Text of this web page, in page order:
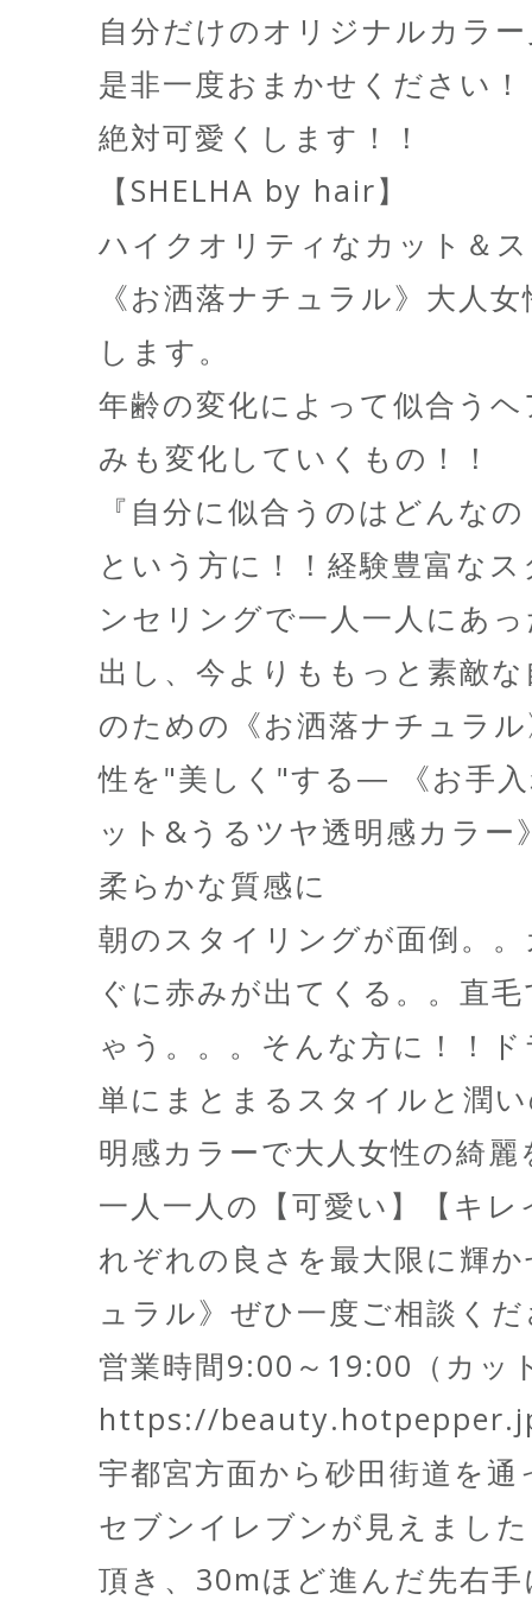
自分だけのオリジナルカラ
是非一度おまかせください！
絶対可愛くします！！
【SHELHA by hair】
ハイクオリティなカット＆
《お洒落ナチュラル》大人
します。
年齢の変化によって似合う
みも変化していくもの！！
『自分に似合うのはどんな
という方に！！経験豊富な
ンセリングで一人一人にあ
出し、今よりももっと素敵
のための《お洒落ナチュラ
性を"美しく"する― 《お手
ット&うるツヤ透明感カラー
柔らかな質感に
朝のスタイリングが面倒。
ぐに赤みが出てくる。。直
ゃう。。。そんな方に！！
単にまとまるスタイルと潤
明感カラーで大人女性の綺
一人一人の【可愛い】【キ
れぞれの良さを最大限に輝
ュラル》ぜひ一度ご相談く
営業時間9:00～19:00（カッ
https://
宇都宮方面から砂田街道を
セブンイレブンが見えまし
頂き、30mほど進んだ先右